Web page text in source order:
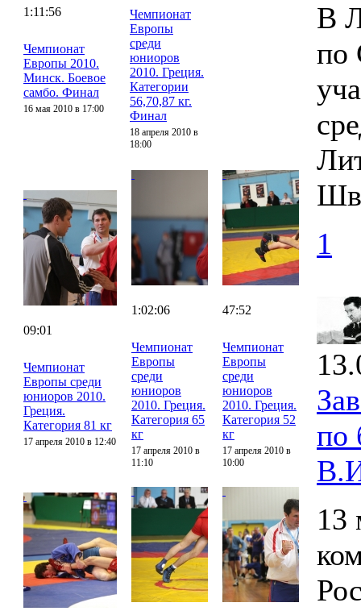
1:11:56
Чемпионат
Европы 2010.
Минск. Боевое
самбо. Финал
16 мая 2010 в 17:00
Чемпионат
Европы
среди
юниоров
2010. Греция.
Категории
56,70,87 кг.
Финал
18 апреля 2010 в
18:00
09:01
Чемпионат
Европы среди
юниоров 2010.
Греция.
Категория 81 кг
17 апреля 2010 в 12:40
1:02:06
Чемпионат
Европы
среди
юниоров
2010. Греция.
Категория 65
кг
17 апреля 2010 в
11:10
47:52
Чемпионат
Европы
среди
юниоров
2010. Греция.
Категория 52
кг
17 апреля 2010 в
10:00
В
по
1
по
13